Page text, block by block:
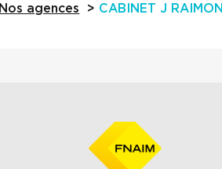
Nos agences CABINET J RAIMON